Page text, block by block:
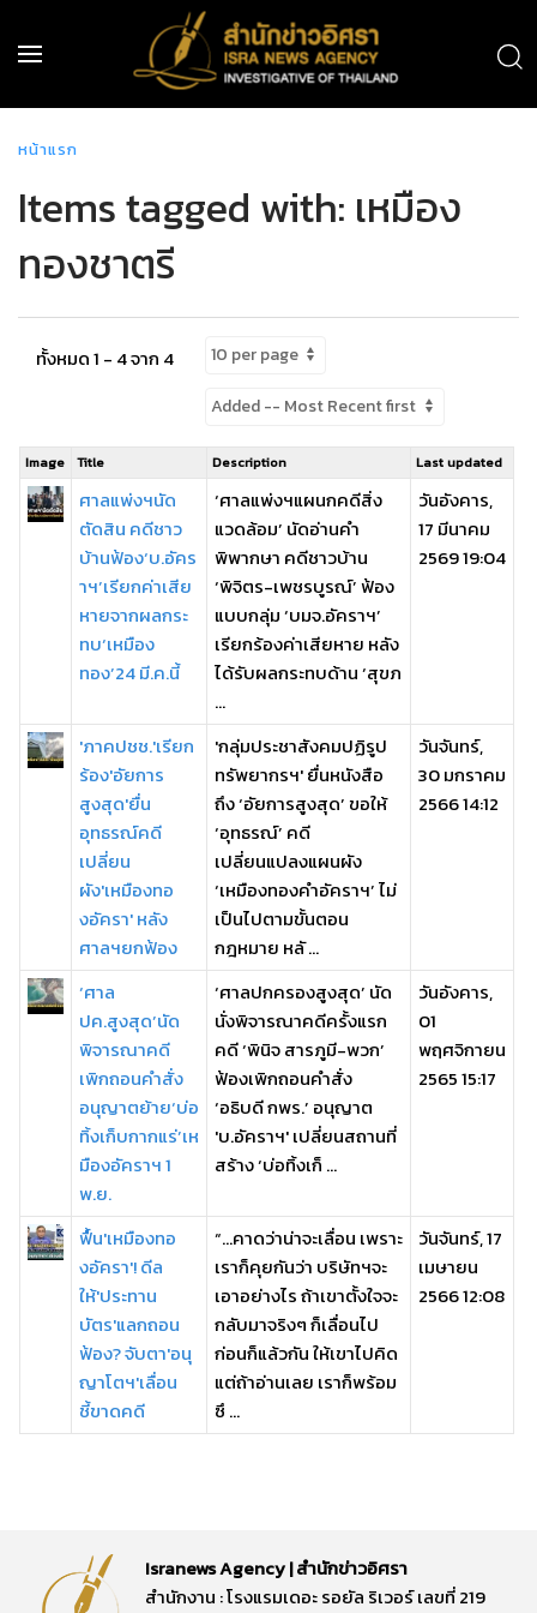
หน้าแรก
Items tagged with: เหมือง
ทองชาตรี
ทั้งหมด 1 - 4 จาก 4
Image Title Description Last updated
ศาลแพ่งฯนัด
ตัดสิน คดีชาว
บ้านฟ้อง‘บ.อัคร
าฯ’เรียกค่าเสีย
หายจากผลกระ
ทบ‘เหมือง
ทอง’24 มี.ค.นี้
‘ศาลแพ่งฯแผนกคดีสิ่ง
แวดล้อม’ นัดอ่านคำ
พิพากษา คดีชาวบ้าน
‘พิจิตร-เพชรบูรณ์’ ฟ้อง
แบบกลุ่ม ‘บมจ.อัคราฯ’
เรียกร้องค่าเสียหาย หลัง
ได้รับผลกระทบด้าน ‘สุขภ
...
วันอังคาร,
17 มีนาคม
2569 19:04
'ภาคปชช.'เรียก
ร้อง'อัยการ
สูงสุด'ยื่น
อุทธรณ์คดี
เปลี่ยน
ผัง'เหมืองทอ
งอัครา' หลัง
ศาลฯยกฟ้อง
'กลุ่มประชาสังคมปฏิรูป
ทรัพยากรฯ' ยื่นหนังสือ
ถึง ‘อัยการสูงสุด’ ขอให้
‘อุทธรณ์’ คดี
เปลี่ยนแปลงแผนผัง
‘เหมืองทองคำอัคราฯ’ ไม่
เป็นไปตามขั้นตอน
กฎหมาย หลั ...
วันจันทร์,
30 มกราคม
2566 14:12
‘ศาล
ปค.สูงสุด’นัด
พิจารณาคดี
เพิกถอนคำสั่ง
อนุญาตย้าย‘บ่อ
ทิ้งเก็บกากแร่’เห
มืองอัคราฯ 1
พ.ย.
‘ศาลปกครองสูงสุด’ นัด
นั่งพิจารณาคดีครั้งแรก
คดี ‘พินิจ สารภูมี-พวก’
ฟ้องเพิกถอนคำสั่ง
‘อธิบดี กพร.’ อนุญาต
'บ.อัคราฯ' เปลี่ยนสถานที่
สร้าง ‘บ่อทิ้งเก็ ...
วันอังคาร,
01
พฤศจิกายน
2565 15:17
ฟื้น'เหมืองทอ
งอัครา'! ดีล
ให้'ประทาน
บัตร'แลกถอน
ฟ้อง? จับตา'อนุ
ญาโตฯ'เลื่อน
ชี้ขาดคดี
“…คาดว่าน่าจะเลื่อน เพราะ
เราก็คุยกันว่า บริษัทฯจะ
เอาอย่างไร ถ้าเขาตั้งใจจะ
กลับมาจริงๆ ก็เลื่อนไป
ก่อนก็แล้วกัน ให้เขาไปคิด
แต่ถ้าอ่านเลย เราก็พร้อม
ซึ ...
วันจันทร์, 17
เมษายน
2566 12:08
Isranews Agency | สำนักข่าวอิศรา
สำนักงาน : โรงแรมเดอะ รอยัล ริเวอร์ เลขที่ 219